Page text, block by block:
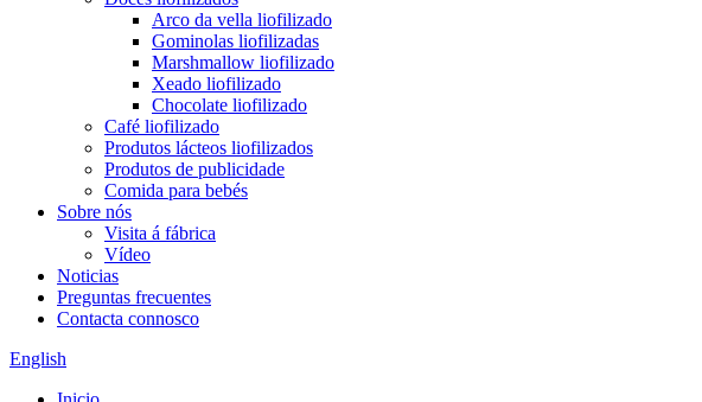
Arco da vella liofilizado
Gominolas liofilizadas
Marshmallow liofilizado
Xeado liofilizado
Chocolate liofilizado
Café liofilizado
Produtos lácteos liofilizados
Produtos de publicidade
Comida para bebés
Sobre nós
Visita á fábrica
Vídeo
Noticias
Preguntas frecuentes
Contacta connosco
English